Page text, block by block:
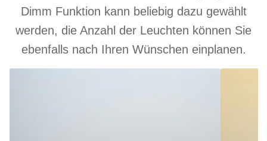
Dimm Funktion kann beliebig dazu gewählt
werden, die Anzahl der Leuchten können Sie
ebenfalls nach Ihren Wünschen einplanen.